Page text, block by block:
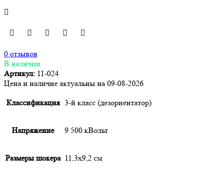
0 отзывов
В наличии
Артикул: 11-024
Цена и наличие актуальны на 09-08-2026
Классификация 3-й класс (дезориентатор)
Напряжение 9 500 кВольт
Размеры шокера 11,3х9,2 см